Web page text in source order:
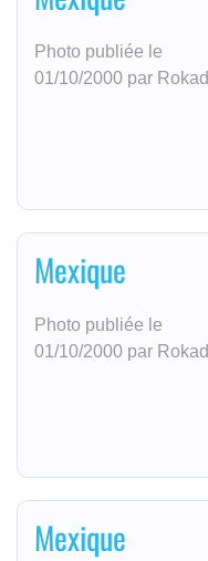
Photo publiée le
01/10/2000 par Rokad
Mexique
Photo publiée le
01/10/2000 par Rokad
Mexique